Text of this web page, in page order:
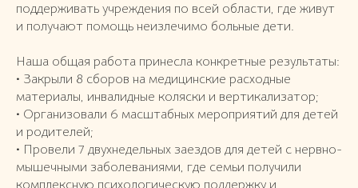
поддерживать учреждения по всей области, где живут
и получают помощь неизлечимо больные дети.
Наша общая работа принесла конкретные результаты:
• Закрыли 8 сборов на медицинские расходные
материалы, инвалидные коляски и вертикализатор;
• Организовали 6 масштабных мероприятий для детей
и родителей;
• Провели 7 двухнедельных заездов для детей с нервно-
мышечными заболеваниями, где семьи получили
комплексную психологическую поддержку и